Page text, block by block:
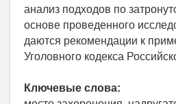
анализ подходов по
основе проведенного
даются рекомендации к
Уголовного кодекса
Ключевые слова: